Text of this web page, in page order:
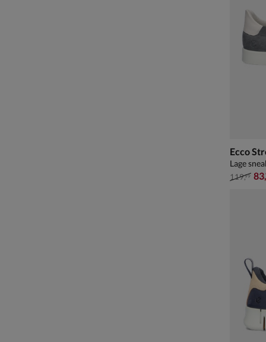
Ecco
Lage
van €
119,99 83,